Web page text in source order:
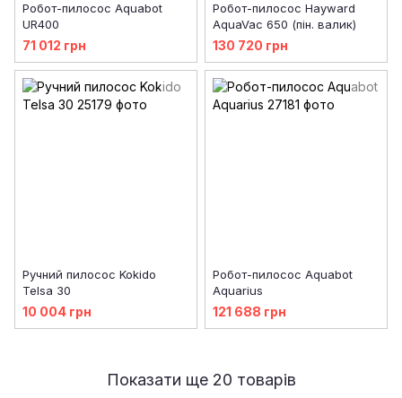
Робот-пилосос Aquabot
UR400
71 012 грн
Робот-пилосос Hayward
AquaVac 650 (пін. валик)
130 720 грн
Ручний пилосос Kokido
Telsa 30
10 004 грн
Робот-пилосос Aquabot
Aquarius
121 688 грн
Показати ще 20 товарів